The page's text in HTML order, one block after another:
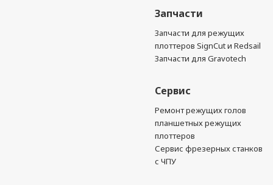
Запчасти
Запчасти для режущих
плоттеров SignCut и Redsail
Запчасти для Gravotech
Сервис
Ремонт режущих голов
планшетных режущих
плоттеров
Сервис фрезерных станков
с ЧПУ